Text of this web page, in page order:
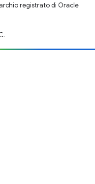
registrato di Oracle